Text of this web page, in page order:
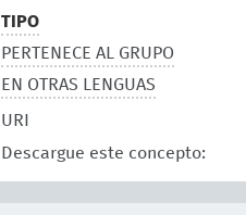
TIPO
PERTENECE AL GRUPO
EN OTRAS LENGUAS
URI
Descargue este concepto: